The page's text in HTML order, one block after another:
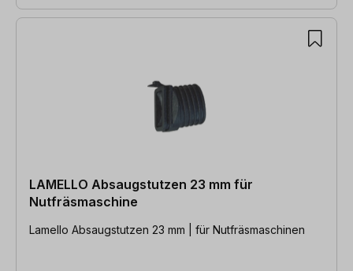
LAMELLO Absaugstutzen 23 mm für
Nutfräsmaschine
Lamello Absaugstutzen 23 mm | für Nutfräsmaschinen